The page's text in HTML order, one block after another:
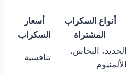
أنواع السكراب
المشتراة
أسعار
السكراب
الحديد، النحاس،
الألمنيوم
تنافسية